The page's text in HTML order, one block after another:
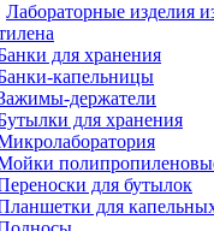
Лабораторные изделия
для хранения
капельницы
держатели
для хранения
для бутылок
для